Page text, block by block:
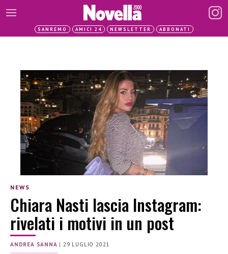
SANREMO AMICI 24 NEWSLETTER ABBONATI
NEWS
Chiara Nasti lascia Instagram:
rivelati i motivi in un post
ANDREA SANNA |29 LUGLIO 2021